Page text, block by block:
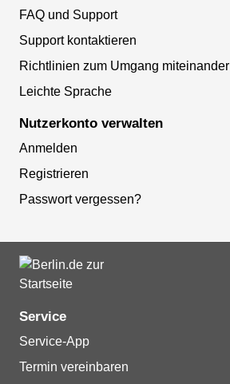
FAQ und Support
Support kontaktieren
Richtlinien zum Umgang miteinander
Leichte Sprache
Nutzerkonto verwalten
Anmelden
Registrieren
Passwort vergessen?
Service
Service-App
Termin vereinbaren